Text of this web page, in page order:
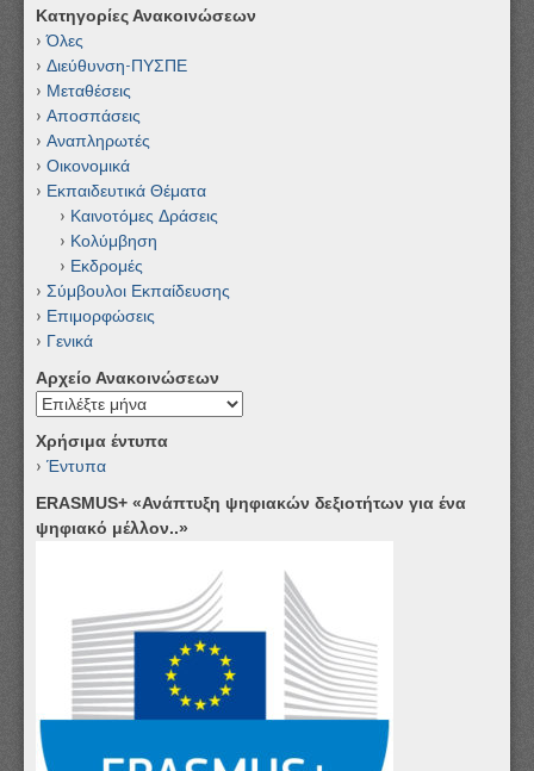
Κατηγορίες Ανακοινώσεων
Όλες
Διεύθυνση-ΠΥΣΠΕ
Μεταθέσεις
Αποσπάσεις
Αναπληρωτές
Οικονομικά
Εκπαιδευτικά Θέματα
Καινοτόμες Δράσεις
Κολύμβηση
Εκδρομές
Σύμβουλοι Εκπαίδευσης
Επιμορφώσεις
Γενικά
Αρχείο Ανακοινώσεων
Αρχείο
Χρήσιμα έντυπα
Έντυπα
ERASMUS+ «Ανάπτυξη ψηφιακών δεξιοτήτων για ένα
ψηφιακό μέλλον..»